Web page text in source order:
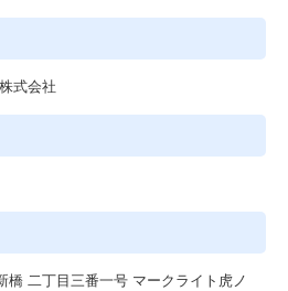
式会社
橋 二丁目三番一号 マークライト虎ノ